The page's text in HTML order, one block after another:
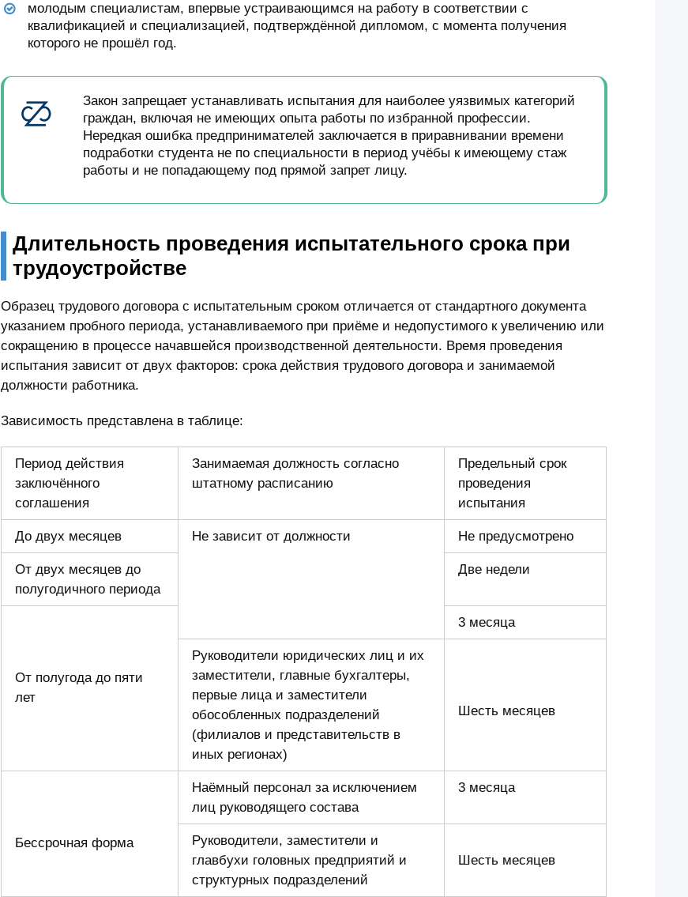
молодым специалистам, впервые устраивающимся на работу в соответствии с
квалификацией и специализацией, подтверждённой дипломом, с момента получения
которого не прошёл год.
Закон запрещает устанавливать испытания для наиболее уязвимых категорий
граждан, включая не имеющих опыта работы по избранной профессии.
Нередкая ошибка предпринимателей заключается в приравнивании времени
подработки студента не по специальности в период учёбы к имеющему стаж
работы и не попадающему под прямой запрет лицу.
Длительность проведения испытательного срока при
трудоустройстве
Образец трудового договора с испытательным сроком отличается от стандартного документа
указанием пробного периода, устанавливаемого при приёме и недопустимого к увеличению или
сокращению в процессе начавшейся производственной деятельности. Время проведения
испытания зависит от двух факторов: срока действия трудового договора и занимаемой
должности работника.
Зависимость представлена в таблице:
Период действия
заключённого
соглашения
Занимаемая должность согласно
штатному расписанию
Предельный срок
проведения
испытания
До двух месяцев Не зависит от должности Не предусмотрено
От двух месяцев до
полугодичного периода
Две недели
От полугода до пяти
лет
3 месяца
Руководители юридических лиц и их
заместители, главные бухгалтеры,
первые лица и заместители
обособленных подразделений
(филиалов и представительств в
иных регионах)
Шесть месяцев
Бессрочная форма
Наёмный персонал за исключением
лиц руководящего состава
3 месяца
Руководители, заместители и
главбухи головных предприятий и
структурных подразделений
Шесть месяцев